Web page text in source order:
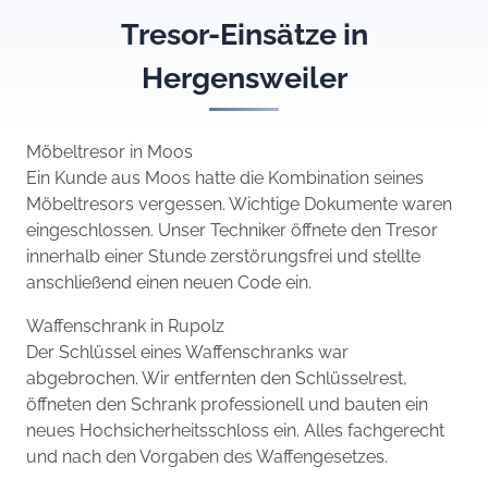
Tresor-Einsätze in
Hergensweiler
Möbeltresor in Moos
Ein Kunde aus Moos hatte die Kombination seines
Möbeltresors vergessen. Wichtige Dokumente waren
eingeschlossen. Unser Techniker öffnete den Tresor
innerhalb einer Stunde zerstörungsfrei und stellte
anschließend einen neuen Code ein.
Waffenschrank in Rupolz
Der Schlüssel eines Waffenschranks war
abgebrochen. Wir entfernten den Schlüsselrest,
öffneten den Schrank professionell und bauten ein
neues Hochsicherheitsschloss ein. Alles fachgerecht
und nach den Vorgaben des Waffengesetzes.